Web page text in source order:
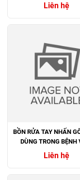
Liên hệ
BỒN RỬA TAY NHẤN
DÙNG TRONG BỆNH
Liên hệ